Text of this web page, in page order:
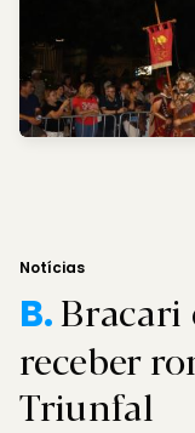
Notícias
B.Bracari
receber
Triunfal